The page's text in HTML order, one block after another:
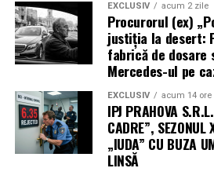
EXCLUSIV acum 2 zile
Procurorul (ex)
justiția la desert:
fabrică de dosare
Mercedes-ul pe
EXCLUSIV acum 14 ore
IPJ PRAHOVA
CADRE”,
„IUDA” CU BUZA
LINSĂ